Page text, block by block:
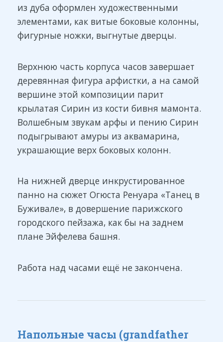
из дуба оформлен художественными
элементами, как витые боковые колонны,
фигурные ножки, выгнутые дверцы.
Верхнюю часть корпуса часов завершает
деревянная фигура арфистки, а на самой
вершине этой композиции парит
крылатая Сирин из кости бивня мамонта.
Волшебным звукам арфы и пению Сирин
подыгрывают амуры из аквамарина,
украшающие верх боковых колонн.
На нижней дверце инкрустированное
панно на сюжет Огюста Ренуара «Танец в
Буживале», в довершение парижского
городского пейзажа, как бы на заднем
плане Эйфелева башня.
Работа над часами ещё не закончена.
Напольные часы (grandfather